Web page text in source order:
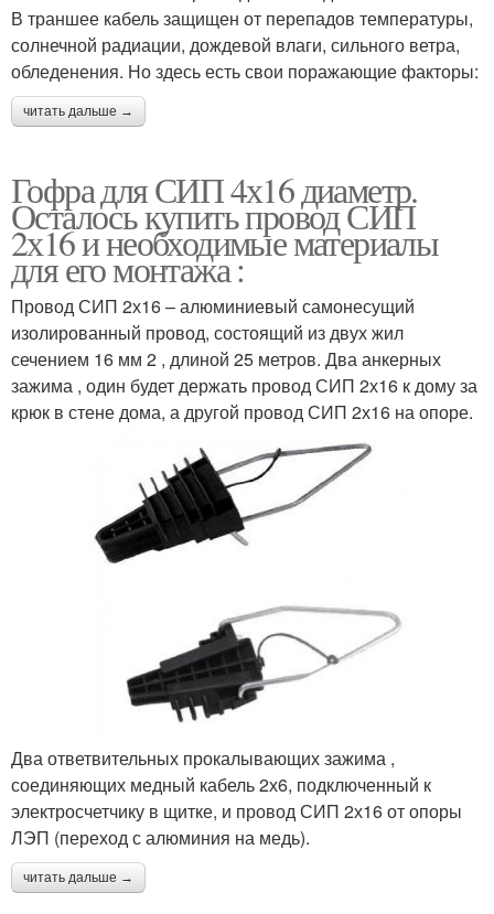
В траншее кабель защищен от перепадов температуры,
солнечной радиации, дождевой влаги, сильного ветра,
обледенения. Но здесь есть свои поражающие факторы:
читать дальше →
Гофра для СИП 4х16 диаметр.
Осталось купить провод СИП
2х16 и необходимые материалы
для его монтажа :
Провод СИП 2х16 – алюминиевый самонесущий
изолированный провод, состоящий из двух жил
сечением 16 мм 2 , длиной 25 метров. Два анкерных
зажима , один будет держать провод СИП 2х16 к дому за
крюк в стене дома, а другой провод СИП 2х16 на опоре.
Два ответвительных прокалывающих зажима ,
соединяющих медный кабель 2х6, подключенный к
электросчетчику в щитке, и провод СИП 2х16 от опоры
ЛЭП (переход с алюминия на медь).
читать дальше →